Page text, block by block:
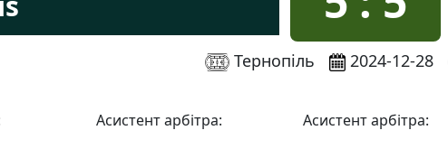
Тернопіль 2024-12-28
Асистент арбітра: Асистент арбітра: